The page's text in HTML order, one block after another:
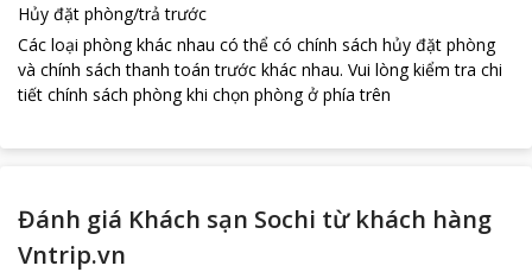
Hủy đặt phòng/trả trước
Các loại phòng khác nhau có thể có chính sách hủy đặt phòng
và chính sách thanh toán trước khác nhau. Vui lòng kiểm tra chi
tiết chính sách phòng khi chọn phòng ở phía trên
Đánh giá Khách sạn Sochi từ khách hàng
Vntrip.vn